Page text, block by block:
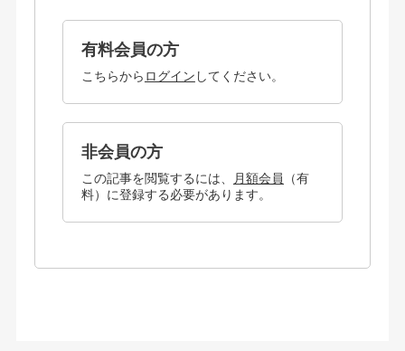
有料会員の方
こちらから ログイン してください。
非会員の方
この記事を閲覧するには、 月額会員
（有
料）に登録する必要があります。